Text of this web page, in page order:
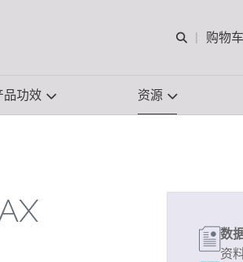
Open购物车
品功效 资源
数
资